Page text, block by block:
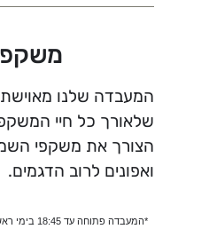
המעבדה שלנו מאוישת
שלאורך כל חיי
הצורך את משקפי
ואפונים לרוב הדגמים.
*המעבדה